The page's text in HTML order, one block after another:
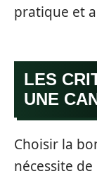
pratique et
LES
UNE
Choisir la
nécessite